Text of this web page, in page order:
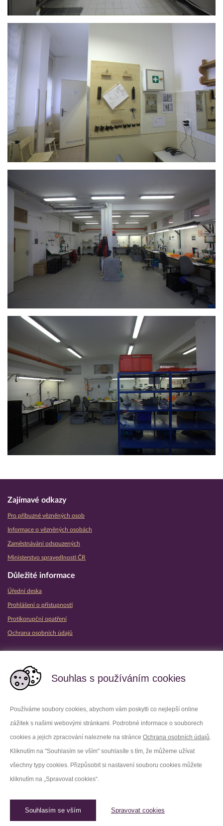
Souhlas s používáním cookies
Používáme soubory cookies, abychom vám poskytli co nejlepší online
zážitek s našimi webovými stránkami. Podrobné informace o souborech
cookies a jejich zpracování naleznete na stránce Ochrana osobních údajů.
Kliknutím na "Souhlasím se vším" souhlasíte s tím, že můžeme užívat
všechny typy cookies. Přizpůsobit si nastavení souboru cookies můžete
kliknutím na „Spravovat cookies“.
Souhlasím se vším Spravovat cookies
Zajímavé odkazy
Pro příbuzné vězněných osob
Informace o vězněných osobách
Zaměstnávání odsouzených
Ministerstvo spravedlnosti ČR
Důležité informace
Úřední deska
Prohlášení o přístupnosti
Protikorupční opatření
Ochrana osobních údajů
Facebook Youtube
LinkedIn